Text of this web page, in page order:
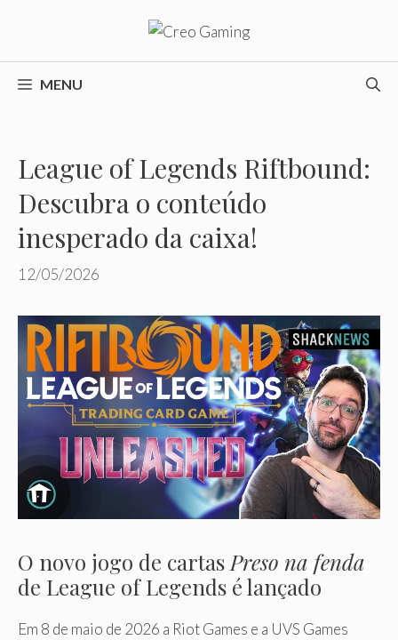
o
conteúdoMENU
League of Legends Riftbound:
Descubra o conteúdo
inesperado da caixa!
12/05/2026
O novo jogo de cartas Preso na fenda
de League of Legends é lançado
Em 8 de maio de 2026 a Riot Games e a UVS Games